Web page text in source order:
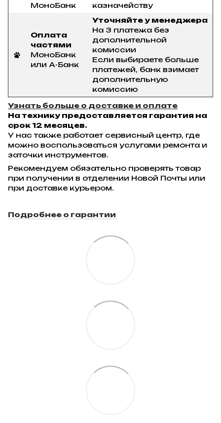
МоноБанк
казначейству
Оплата
частями
МоноБанк
или А-Банк
Уточняйте у менеджера
На 3 платежа без
дополнительной
комиссии
Если выбираете больше
платежей, банк взимает
дополнительную
комиссию
Узнать больше о доставке и оплате
На технику предоставляется гарантия на
срок 12 месяцев.
У нас также работает сервисный центр, где
можно воспользоваться услугами ремонта и
заточки инструментов.
Рекомендуем обязательно проверять товар
при получении в отделении Новой Почты или
при доставке курьером.
Подробнее о гарантии